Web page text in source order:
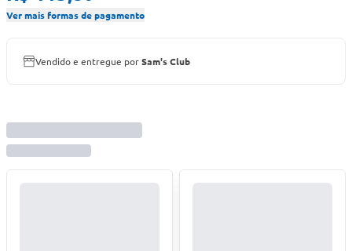
Ver mais formas de pagamento
Vendido e entregue porSam's Club